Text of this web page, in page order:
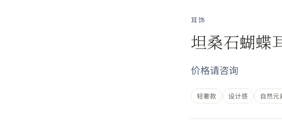
耳饰
坦桑石蝴蝶
价格请咨询
轻奢款 设计感 自然元